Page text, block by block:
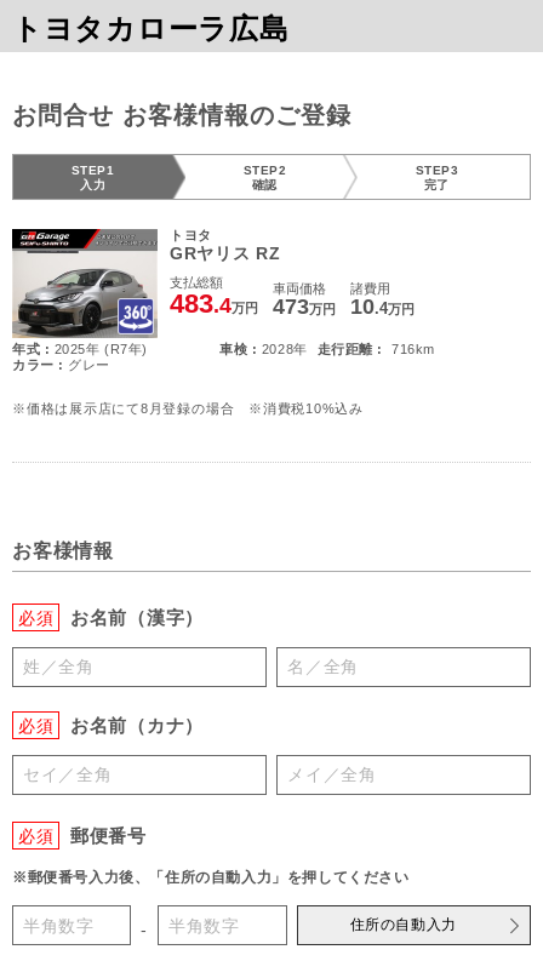
トヨタカローラ広島
お問合せ お客様情報のご登録
STEP1
入力
STEP2
確認
STEP3
完了
トヨタ
GRヤリス RZ
支払総額
483.4万円
車両価格
473万円
諸費用
10.4万円
年式 : 2025年 (R7年) 車検 : 2028年 走行距離 :
716km
カラー : グレー
※価格は展示店にて8月登録の場合 ※消費税10%込み
お客様情報
必須 お名前（漢字）
必須 お名前（カナ）
必須 郵便番号
※郵便番号入力後、「住所の自動入力」を押してください
- 住所の自動入力